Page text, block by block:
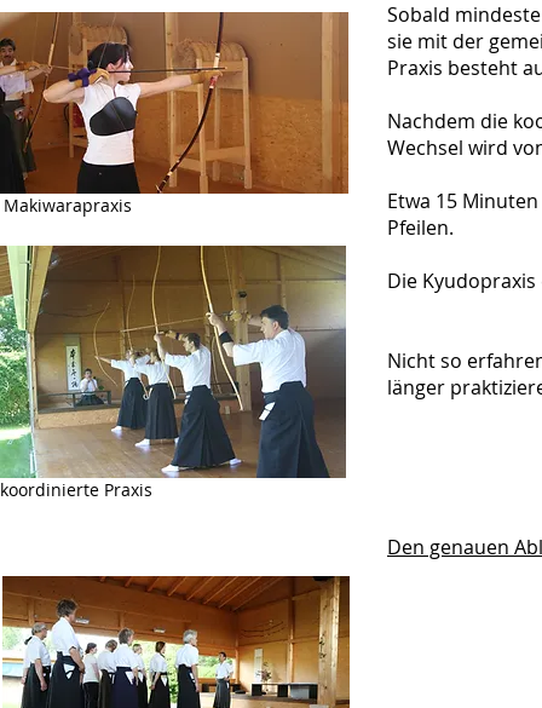
Makiwarapraxis
koordinierte Praxis
Sobald
sie mit der
Praxis besteht
Nachdem die
Wechsel wird
Etwa 15
Pfeilen.
Die
Nicht so
länger
Den genauen